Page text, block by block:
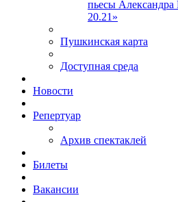
пьесы Александра
20.21»
Пушкинская карта
Доступная среда
Новости
Репертуар
Архив спектаклей
Билеты
Вакансии